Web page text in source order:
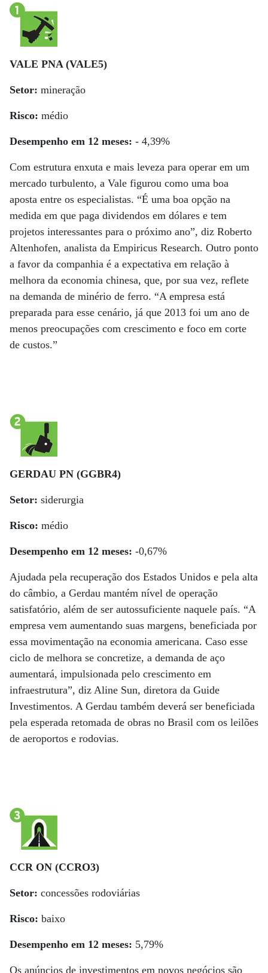
VALE PNA (VALE5)
Setor: mineração
Risco: médio
Desempenho em 12 meses: - 4,39%
Com estrutura enxuta e mais leveza para operar em um
mercado turbulento, a Vale figurou como uma boa
aposta entre os especialistas. “É uma boa opção na
medida em que paga dividendos em dólares e tem
projetos interessantes para o próximo ano”, diz Roberto
Altenhofen, analista da Empiricus Research. Outro ponto
a favor da companhia é a expectativa em relação à
melhora da economia chinesa, que, por sua vez, reflete
na demanda de minério de ferro. “A empresa está
preparada para esse cenário, já que 2013 foi um ano de
menos preocupações com crescimento e foco em corte
de custos.”
GERDAU PN (GGBR4)
Setor: siderurgia
Risco: médio
Desempenho em 12 meses: -0,67%
Ajudada pela recuperação dos Estados Unidos e pela alta
do câmbio, a Gerdau mantém nível de operação
satisfatório, além de ser autossuficiente naquele país. “A
empresa vem aumentando suas margens, beneficiada por
essa movimentação na economia americana. Caso esse
ciclo de melhora se concretize, a demanda de aço
aumentará, impulsionada pelo crescimento em
infraestrutura”, diz Aline Sun, diretora da Guide
Investimentos. A Gerdau também deverá ser beneficiada
pela esperada retomada de obras no Brasil com os leilões
de aeroportos e rodovias.
CCR ON (CCRO3)
Setor: concessões rodoviárias
Risco: baixo
Desempenho em 12 meses: 5,79%
Os anúncios de investimentos em novos negócios são